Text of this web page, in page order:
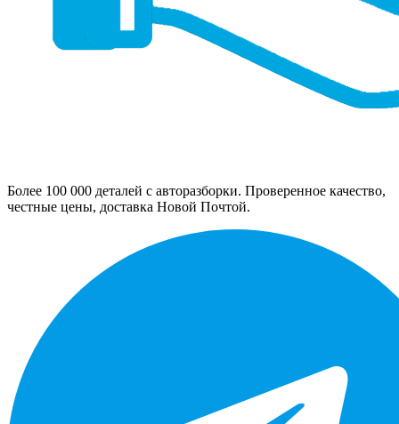
Более 100 000 деталей с авторазборки. Проверенное качество,
честные цены, доставка Новой Почтой.